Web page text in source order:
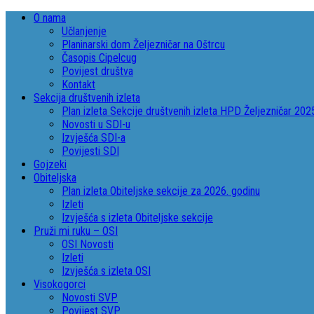
O nama
Učlanjenje
Planinarski dom Željezničar na Oštrcu
Časopis Cipelcug
Povijest društva
Kontakt
Sekcija društvenih izleta
Plan izleta Sekcije društvenih izleta HPD Željezničar
Novosti u SDI-u
Izvješća SDI-a
Povijesti SDI
Gojzeki
Obiteljska
Plan izleta Obiteljske sekcije za 2026. godinu
Izleti
Izvješća s izleta Obiteljske sekcije
Pruži mi ruku – OSI
OSI Novosti
Izleti
Izvješća s izleta OSI
Visokogorci
Novosti SVP
Povijest SVP